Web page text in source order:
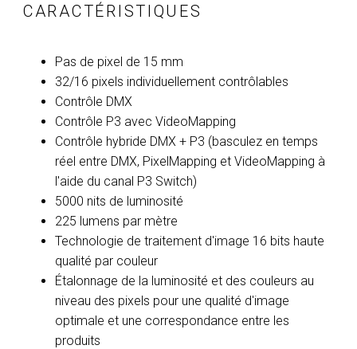
CARACTÉRISTIQUES
Pas de pixel de 15 mm
32/16 pixels individuellement contrôlables
Contrôle DMX
Contrôle P3 avec VideoMapping
Contrôle hybride DMX + P3 (basculez en temps
réel entre DMX, PixelMapping et VideoMapping à
l'aide du canal P3 Switch)
5000 nits de luminosité
225 lumens par mètre
Technologie de traitement d'image 16 bits haute
qualité par couleur
Étalonnage de la luminosité et des couleurs au
niveau des pixels pour une qualité d'image
optimale et une correspondance entre les
produits